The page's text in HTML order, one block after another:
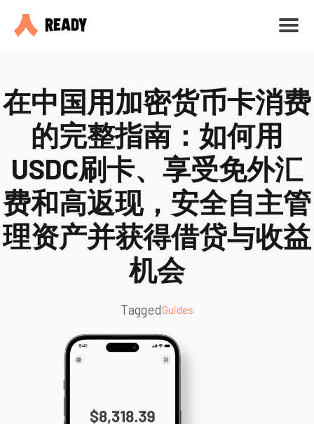
在中国用加密货币卡消费
的完整指南：如何用
USDC刷卡、享受免外汇
费和高返现，安全自主管
理资产并获得借贷与收益
机会
TaggedGuides